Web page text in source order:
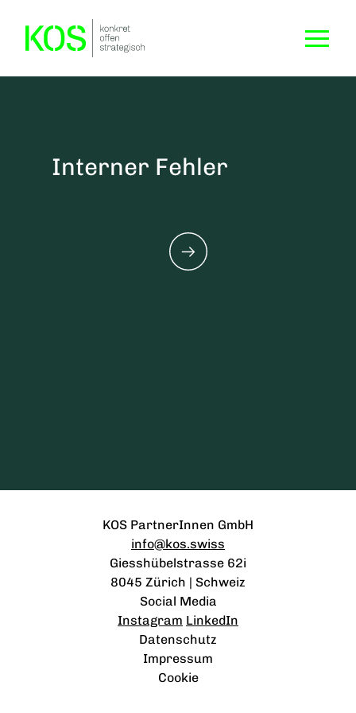
Interner Fehler
KOS PartnerInnen GmbH
info@kos.swiss
Giesshübelstrasse 62i
8045 Zürich | Schweiz
Social Media
Instagram LinkedIn
Datenschutz
Impressum
Cookie